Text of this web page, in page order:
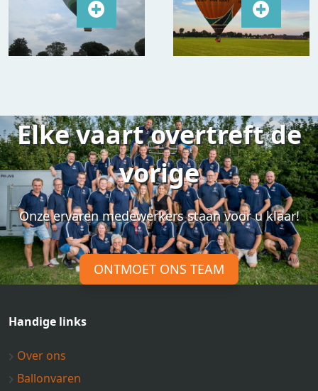
Elke vaart overtreft de
vorige
Onze ervaren medewerkers staan voor u klaar!
ONTMOET ONS TEAM
Handige links
Over ons
Ballonvaren